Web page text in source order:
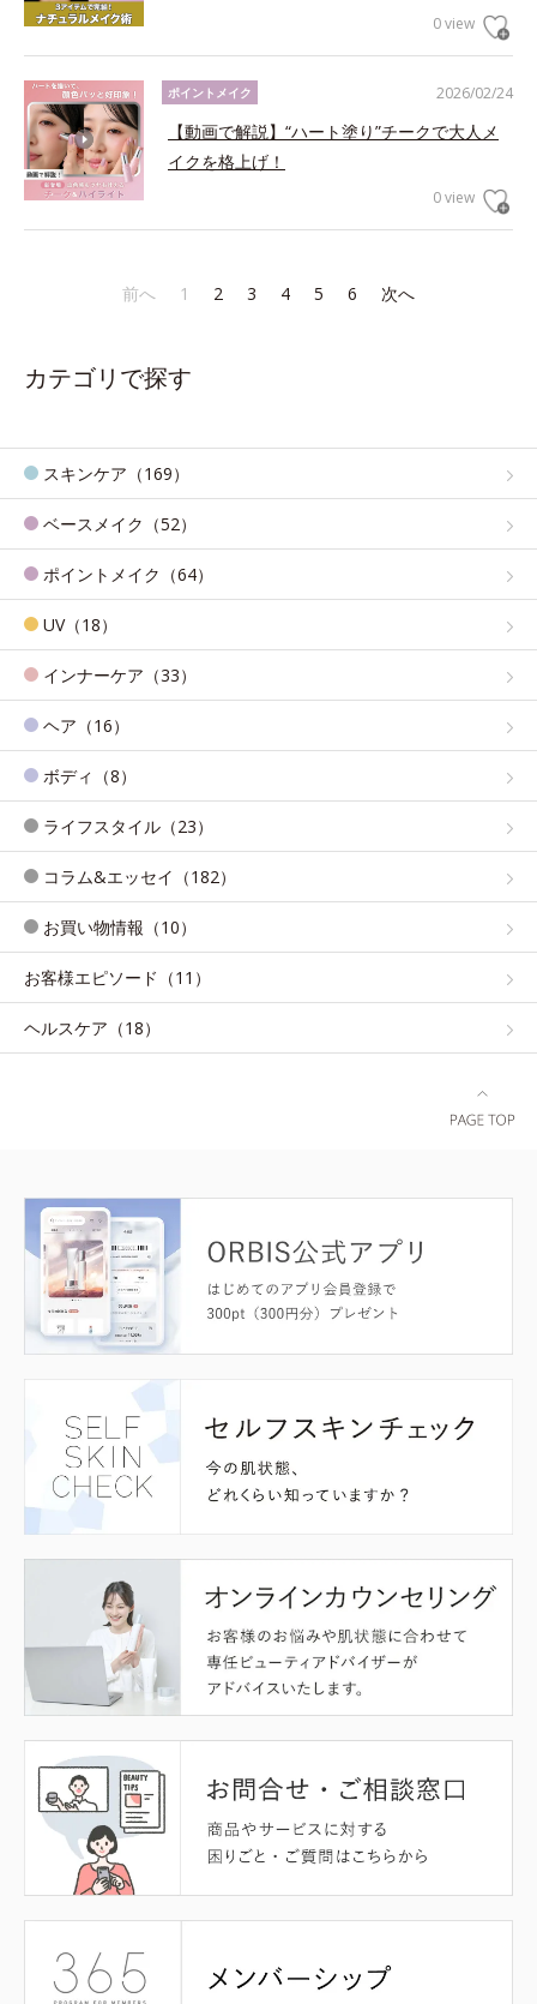
0 view
2026/02/24
ポイントメイク
【動画で解説】“ハート塗り”チークで大人メ
イクを格上げ！
0 view
前へ 1 2 3 4 5 6 次へ
カテゴリで探す
スキンケア（169）
ベースメイク（52）
ポイントメイク（64）
UV（18）
インナーケア（33）
ヘア（16）
ボディ（8）
ライフスタイル（23）
コラム&エッセイ（182）
お買い物情報（10）
お客様エピソード（11）
ヘルスケア（18）